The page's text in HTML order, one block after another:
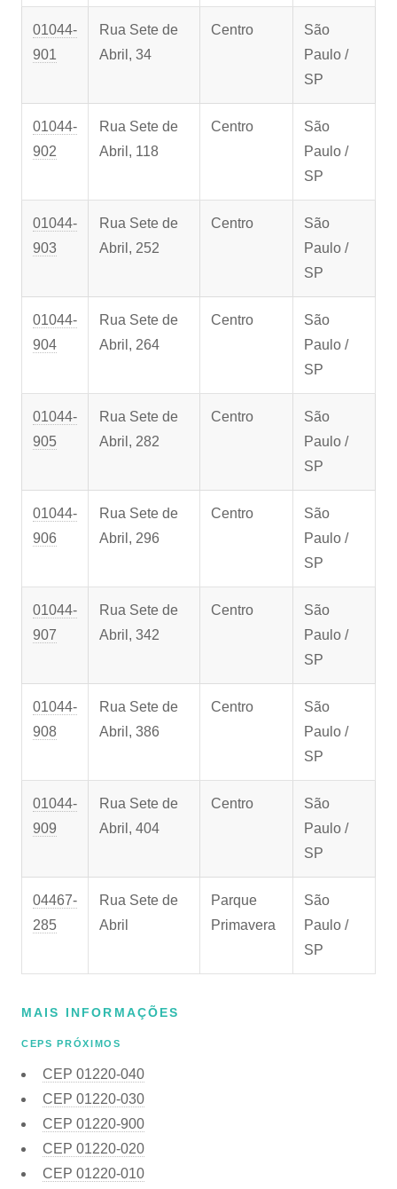
01044-
901
Rua Sete de
Abril, 34
Centro
São
Paulo /
SP
01044-
902
Rua Sete de
Abril, 118
Centro
São
Paulo /
SP
01044-
903
Rua Sete de
Abril, 252
Centro
São
Paulo /
SP
01044-
904
Rua Sete de
Abril, 264
Centro
São
Paulo /
SP
01044-
905
Rua Sete de
Abril, 282
Centro
São
Paulo /
SP
01044-
906
Rua Sete de
Abril, 296
Centro
São
Paulo /
SP
01044-
907
Rua Sete de
Abril, 342
Centro
São
Paulo /
SP
01044-
908
Rua Sete de
Abril, 386
Centro
São
Paulo /
SP
01044-
909
Rua Sete de
Abril, 404
Centro
São
Paulo /
SP
04467-
285
Rua Sete de
Abril
Parque
Primavera
São
Paulo /
SP
MAIS INFORMAÇÕES
CEPS PRÓXIMOS
CEP 01220-040
CEP 01220-030
CEP 01220-900
CEP 01220-020
CEP 01220-010